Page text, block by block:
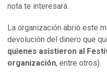
nota te interesará.
La organización abrió este
devolución del dinero que
quienes asistieron al
organización, entre otros).